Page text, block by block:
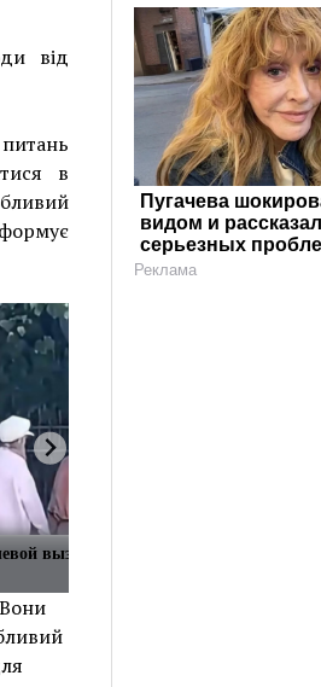
від
в
вызвало
Пугачева
видом и
серьезных
Реклама